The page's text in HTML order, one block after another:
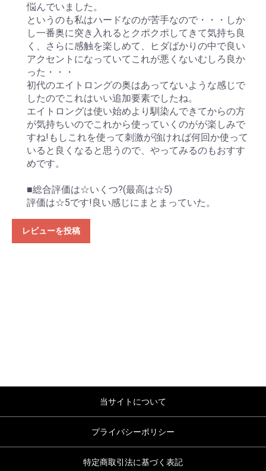
悩んでいました。
というのも私はハードなのが苦手なので・・・しか
し一番奥に突き入れるとクポクポしてきて気持ち良
く、さらに感触を楽しめて、ヒダばかりの中で良い
アクセントになっていてこれが悪くないむしろ良か
った・・・
初代のエイトロングの奥はあってないような感じで
したのでこれはいい追加要素でしたね。
エイトロングは使い始めより馴染んできてからの方
が気持ちいのでこれから使っていくのがが楽しみで
すね!もしこれを使って刺激が強ければ何回か使って
いると良くなると思うので、やってみるのもおすす
めです。
■総合評価は☆いくつ?(最高は☆5)
評価は☆5です!良い感じにまとまっていた。
レビューを投稿
当サイトについて
プライバシーポリシー
特定商取引法に基づく表記